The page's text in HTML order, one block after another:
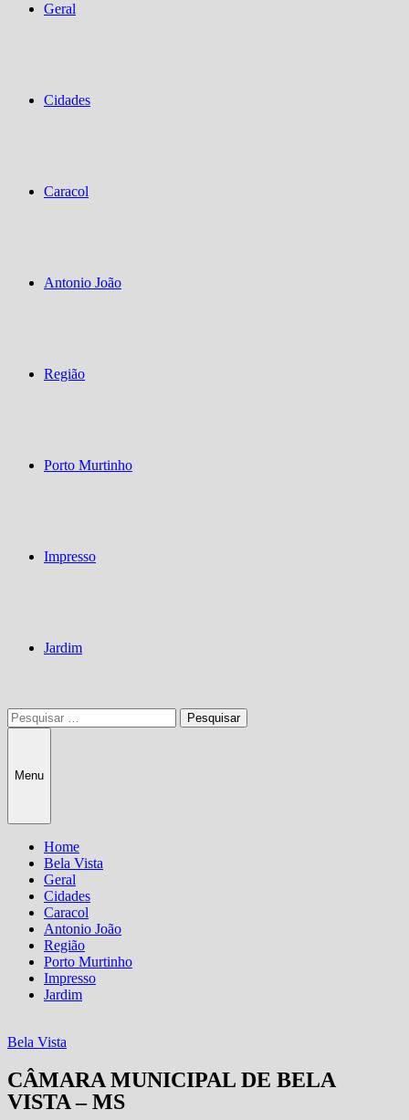
Geral
Cidades
Caracol
Antonio João
Região
Porto Murtinho
Impresso
Jardim
Pesquisar
por:
Menu
Home
Bela Vista
Geral
Cidades
Caracol
Antonio João
Região
Porto Murtinho
Impresso
Jardim
Bela Vista
CÂMARA MUNICIPAL DE BELA
VISTA – MS